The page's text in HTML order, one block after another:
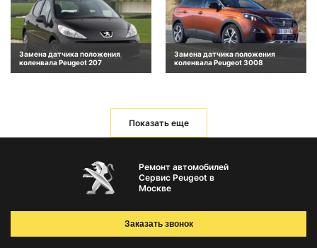
Замена датчика положения
коленвала Peugeot 207
Замена датчика положения
коленвала Peugeot 3008
Показать еще
Ремонт автомобилей
Сервис Peugeot в
Москве
Заказать звонок